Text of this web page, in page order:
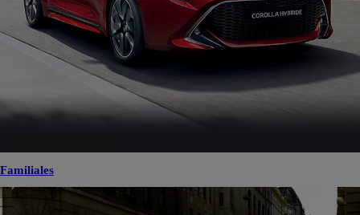
Familiales